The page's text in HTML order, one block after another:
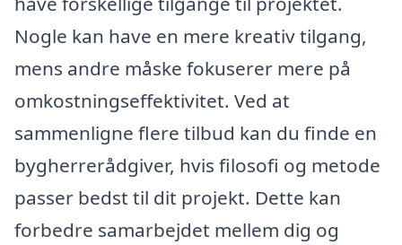
Nogle kan have en mere kreativ tilgang,
mens andre måske fokuserer mere på
omkostningseffektivitet. Ved at
sammenligne flere tilbud kan du finde en
bygherrerådgiver, hvis filosofi og metode
passer bedst til dit projekt. Dette kan
forbedre samarbejdet mellem dig og